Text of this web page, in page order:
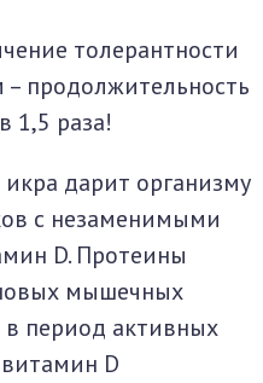
толерантности
– продолжительность
1,5 раза!
дарит организму
с незаменимыми
D. Протеины
мышечных
период активных
D